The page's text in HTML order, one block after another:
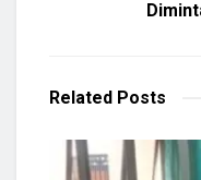
Related Posts